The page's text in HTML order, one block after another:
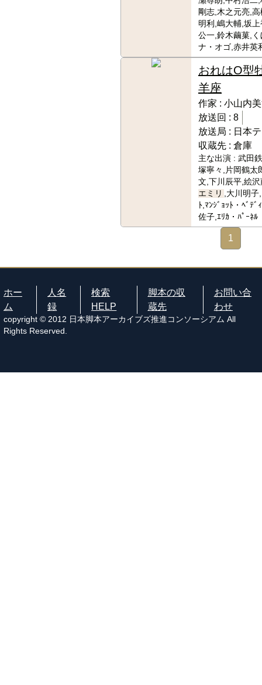
剛志,木之元亮,
明利,嶋大輔,坂
公一,鈴木繭菓,
ナ・オゴ,赤井英
おれはO型
羊座
作家 : 小山内
放送回 : 8
放送局 : 日本
収蔵先 : 倉庫
主な出演 : 武田
塚寧々,片岡鶴太
文,下川辰平,絵
エミリ
,大川明
ﾄ,ﾏﾝｼﾞｮｯﾄ・ﾍﾞﾃ
佐子,ｴﾘｶ・ﾊﾟｰﾈﾙ
1
ホー
ム
人名
録
検索
HELP
脚本の収
蔵先
お問い合
わせ
copyright © 2012 日本脚本アーカイブズ推進コンソーシアム All
Rights Reserved.